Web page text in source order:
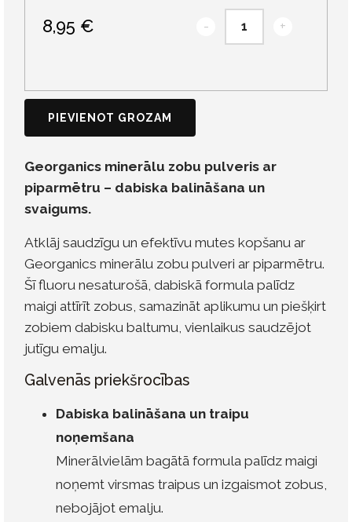
8,95 € - +
PIEVIENOT GROZAM
Georganics minerālu zobu pulveris ar
piparmētru – dabiska balināšana un
svaigums.
Atklāj saudzīgu un efektīvu mutes kopšanu ar
Georganics minerālu zobu pulveri ar piparmētru.
Šī fluoru nesaturošā, dabiskā formula palīdz
maigi attīrīt zobus, samazināt aplikumu un piešķirt
zobiem dabisku baltumu, vienlaikus saudzējot
jutīgu emalju.
Galvenās priekšrocības
Dabiska balināšana un traipu
noņemšana
Minerālvielām bagātā formula palīdz maigi
noņemt virsmas traipus un izgaismot zobus,
nebojājot emalju.